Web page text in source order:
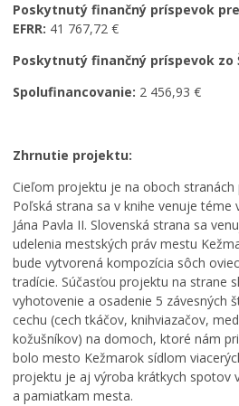
Poskytnutý finančný príspevok
EFRR: 41 767,72 €
Poskytnutý finančný príspevok zo
Spolufinancovanie: 2 456,93 €
Zhrnutie projektu:
Cieľom projektu je na oboch stranách
Poľská strana sa v knihe venuje téme
Jána Pavla II. Slovenská strana sa
udelenia mestských práv mestu
bude vytvorená kompozícia sôch
tradície. Súčasťou projektu na strane
vyhotovenie a osadenie 5 závesných
cechu (cech tkáčov, knihviazačov,
kožušníkov) na domoch, ktoré nám
bolo mesto Kežmarok sídlom
projektu je aj výroba krátkych spotov
a pamiatkam mesta.